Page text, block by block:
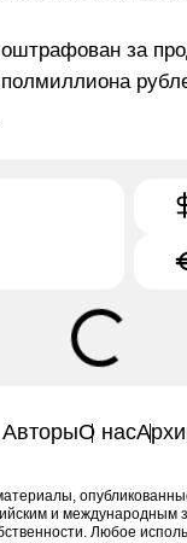
за
АвторыО нас
и международным
Любое